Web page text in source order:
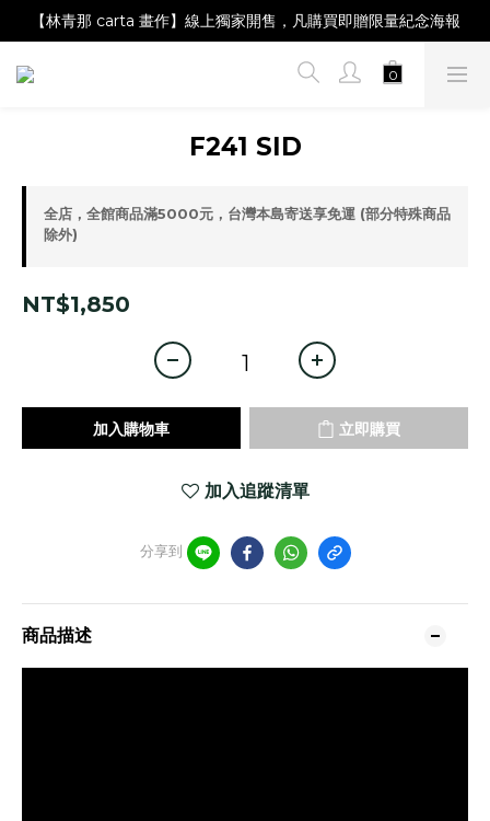
【Magazine B】單筆消費滿NT$2,000，即贈閱讀禮物明信片組
【林青那 carta 畫作】線上獨家開售，凡購買即贈限量紀念海報
【夏日降溫🧊對策單品】系列商品滿額現折 NT$300！
F241 SID
全店，全館商品滿5000元，台灣本島寄送享免運 (部分特殊商品
除外)
NT$1,850
加入購物車 立即購買
加入追蹤清單
分享到
商品描述